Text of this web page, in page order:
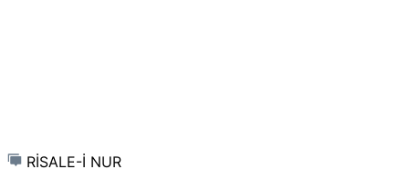
RİSALE-İ NUR